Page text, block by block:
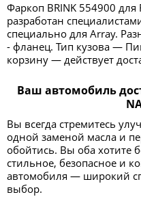
Фаркоп BRINK 554900 для
разработан
специально для Array.
- фланец. Тип кузова —
корзину — действует
Ваш автомобиль
Вы всегда стремитесь
одной заменой масла и
обойтись. Вы оба хотите
стильное, безопасное и
автомобиля — широкий
выбор.